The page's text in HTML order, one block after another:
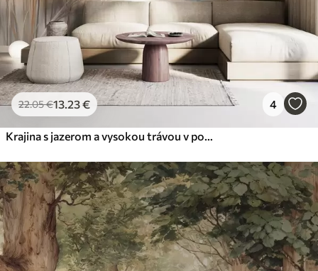
22.05€13 .23€ 4